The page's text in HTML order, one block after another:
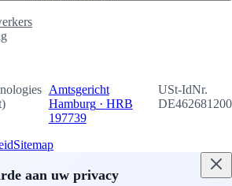
Amtsgericht
Hamburg· HRB
197739
USt-IdNr.
DE462681200
Sitemap
aan uw privacy